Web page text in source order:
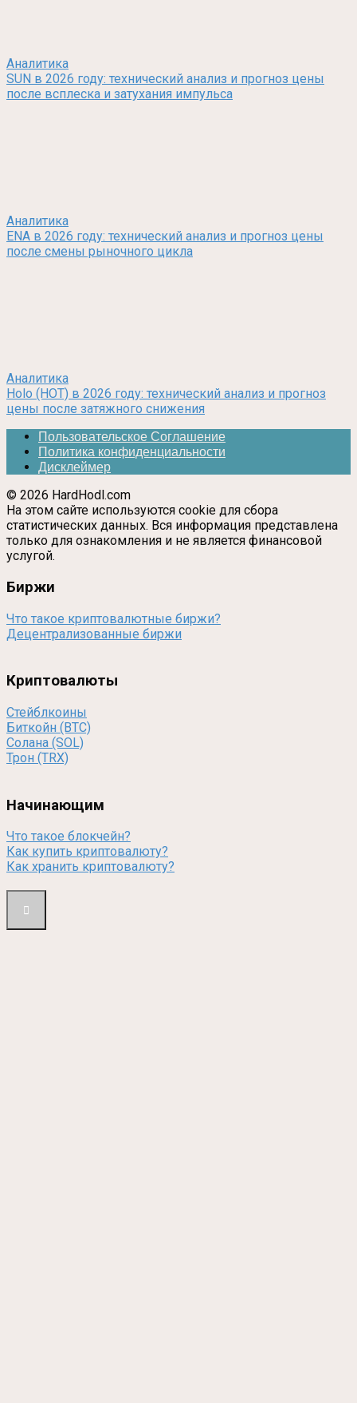
Аналитика
SUN в 2026 году: технический анализ и прогноз цены
после всплеска и затухания импульса
Аналитика
ENA в 2026 году: технический анализ и прогноз цены
после смены рыночного цикла
Аналитика
Holo (HOT) в 2026 году: технический анализ и прогноз
цены после затяжного снижения
Пользовательское Соглашение
Политика конфиденциальности
Дисклеймер
© 2026 HardHodl.com
На этом сайте используются cookie для сбора
статистических данных. Вся информация представлена
только для ознакомления и не является финансовой
услугой.
Биржи
Что такое криптовалютные биржи?
Децентрализованные биржи
Криптовалюты
Стейблкоины
Биткойн (BTC)
Солана (SOL)
Трон (TRX)
Начинающим
Что такое блокчейн?
Как купить криптовалюту?
Как хранить криптовалюту?